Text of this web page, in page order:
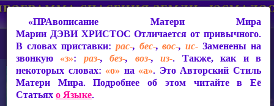
«ПРАвописание Матери Мира
Марии ДЭВИ ХРИСТОС Отличается от привычного.
В словах приставки: рас-, бес-,вос-,ис- Заменены на
звонкую «з»: раз-,без-, воз-,из-. Также, как и в
некоторых словах: «о» на «а». Это Авторский Стиль
Матери Мира. Подробнее об этом читайте в Её
Статьяхо Языке.